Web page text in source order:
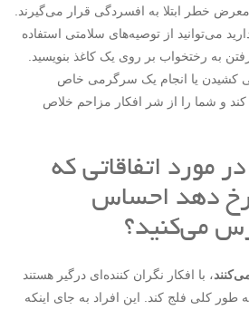
معرض خطر ابتلا به افسردگی قرار می‌گیرند.
می‌توانید از توصیه‌های سلامتی استفاده
رفتن به رختخواب بر روی یک کاغذ بنویسید.
کشیدن یا انجام یک سرگرمی خاص
کند و شما را از شر افکار مزاحم خلاص
در مورد اتفاقاتی که
دهد احساس
می‌کنید؟
، با افکار نگران کننده‌ای درگیر هستند
طور کلی فلج کند. این افراد به جای اینکه